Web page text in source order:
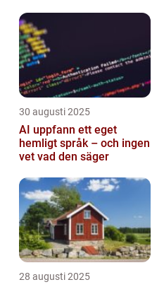
30 augusti 2025
AI uppfann ett eget
hemligt språk – och ingen
vet vad den säger
28 augusti 2025